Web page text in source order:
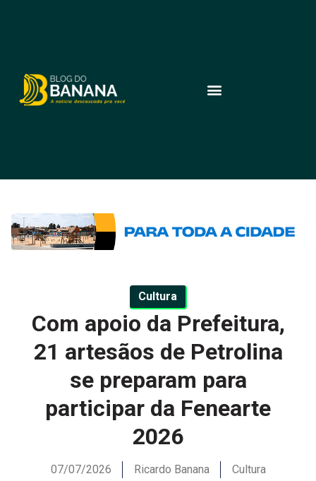
Cultura
Com apoio da Prefeitura,
21 artesãos de Petrolina
se preparam para
participar da Fenearte
2026
07/07/2026 Ricardo Banana Cultura